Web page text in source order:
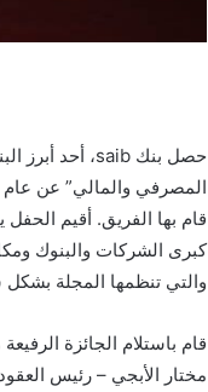
حصل بنك saib، أحد أبرز
المصرفي والمالي” عن عام 2023 من المجلة القانونية ذائعة الصيت
قام بها الفريق. أقيم الحفل
كبرى الشركات والبنوك
والتي تنظمها المجلة
قام باستلام الجائزة
مختار الأبجي – رئيس